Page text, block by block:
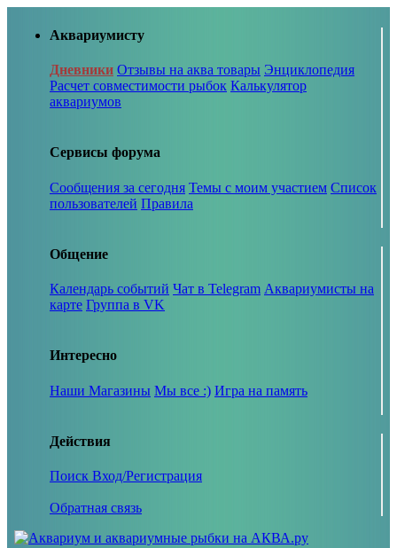
Аквариумисту
Дневники Отзывы на аква товары Энциклопедия
Расчет совместимости рыбок Калькулятор
аквариумов
Сервисы форума
Сообщения за сегодня Темы с моим участием Список
пользователей Правила
Общение
Календарь событий Чат в Telegram Аквариумисты на
карте Группа в VK
Интересно
Наши Магазины Мы все :) Игра на память
Действия
Поиск Вход/Регистрация
Обратная связь